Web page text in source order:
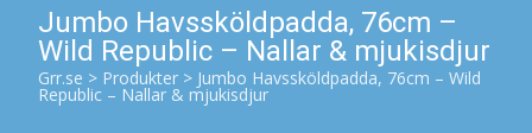
Jumbo Havssköldpadda, 76cm –
Wild Republic – Nallar & mjukisdjur
Grr.se > Produkter > Jumbo Havssköldpadda, 76cm – Wild
Republic – Nallar & mjukisdjur